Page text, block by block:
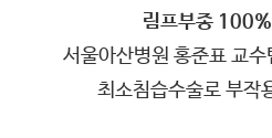
림프부종
서울아산병원 홍준표 교
최소침습수술로 부작